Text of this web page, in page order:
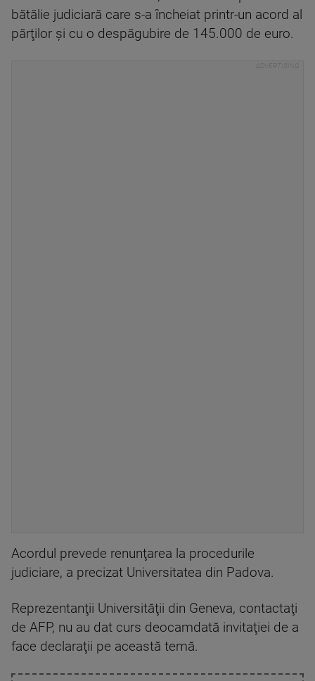
bătălie judiciară care s-a încheiat printr-un acord al
părţilor şi cu o despăgubire de 145.000 de euro.
Acordul prevede renunţarea la procedurile
judiciare, a precizat Universitatea din Padova.
Reprezentanţii Universităţii din Geneva, contactaţi
de AFP, nu au dat curs deocamdată invitaţiei de a
face declaraţii pe această temă.